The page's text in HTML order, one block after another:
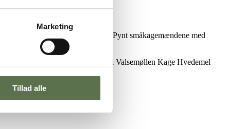
Marketing
Tillad alle
og klassisk vaniljesmåkagedej. Pynt småkagemændene med
Bag opskriften med Valsemøllen Kage Hvedemel